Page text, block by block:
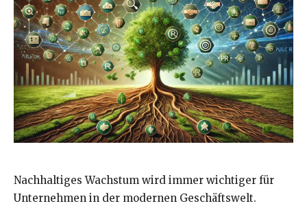
Nachhaltiges Wachstum wird immer wichtiger für
Unternehmen in der modernen Geschäftswelt.